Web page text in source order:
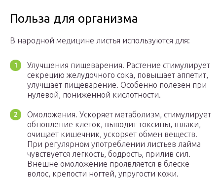
Польза для организма
В народной медицине листья используются для:
Улучшения пищеварения. Растение стимулирует
секрецию желудочного сока, повышает аппетит,
улучшает пищеварение. Особенно полезен при
нулевой, пониженной кислотности.
Омоложения. Ускоряет метаболизм, стимулирует
обновление клеток, выводит токсины, шлаки,
очищает кишечник, ускоряет обмен веществ.
При регулярном употреблении листьев лайма
чувствуется легкость, бодрость, прилив сил.
Внешне омоложение проявляется в блеске
волос, крепости ногтей, упругости кожи.